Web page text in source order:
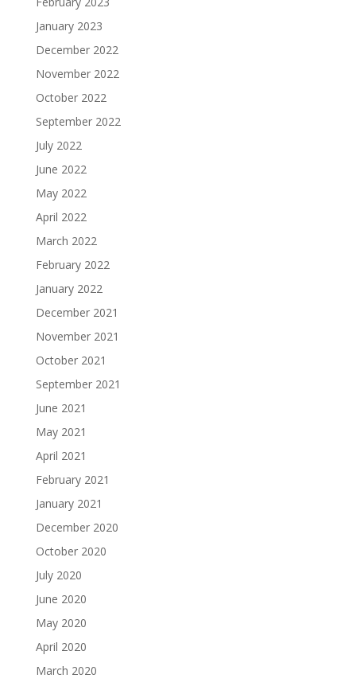
January 2023
December 2022
November 2022
October 2022
September 2022
July 2022
June 2022
May 2022
April 2022
March 2022
February 2022
January 2022
December 2021
November 2021
October 2021
September 2021
June 2021
May 2021
April 2021
February 2021
January 2021
December 2020
October 2020
July 2020
June 2020
May 2020
April 2020
March 2020